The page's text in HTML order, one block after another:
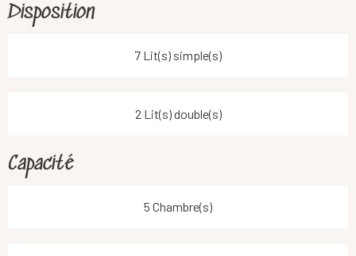
Disposition
7 Lit(s) simple(s)
2 Lit(s) double(s)
Capacité
5 Chambre(s)